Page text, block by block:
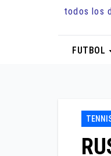
todos los
FUTBOL